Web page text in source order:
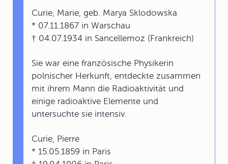
Curie, Marie, geb. Marya Sklodowska
* 07.11.1867 in Warschau
† 04.07.1934 in Sancellemoz (Frankreich)
Sie war eine französische Physikerin
polnischer Herkunft, entdeckte zusammen
mit ihrem Mann die Radioaktivität und
einige radioaktive Elemente und
untersuchte sie intensiv.
Curie, Pierre
* 15.05.1859 in Paris